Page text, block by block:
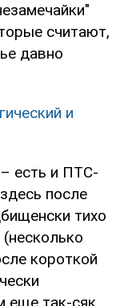
считают,
давно
и
есть и ПТС-
после
тихо
короткой